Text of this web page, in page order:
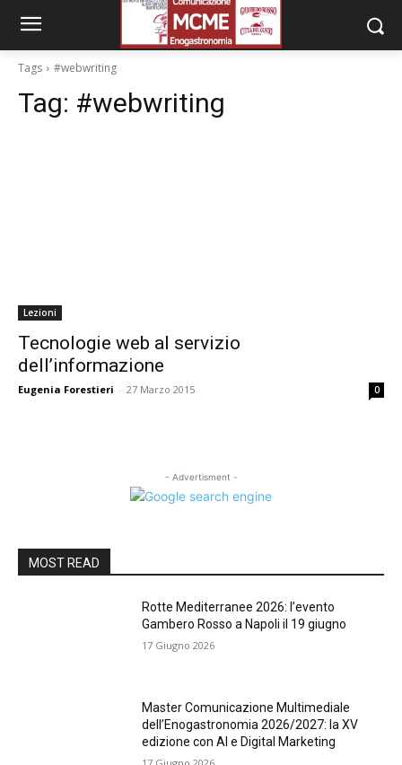
Tags #webwriting
Tag: #webwriting
Lezioni
Tecnologie web al servizio
dell’informazione
Eugenia Forestieri - 27 Marzo 2015 0
- Advertisment -
MOST READ
Rotte Mediterranee 2026: l’evento
Gambero Rosso a Napoli il 19 giugno
17 Giugno 2026
Master Comunicazione Multimediale
dell’Enogastronomia 2026/2027: la XV
edizione con AI e Digital Marketing